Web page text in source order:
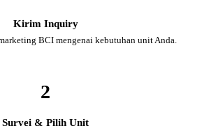
Kirim Inquiry
BCI mengenai kebutuhan unit Anda.
2
Survei & Pilih Unit